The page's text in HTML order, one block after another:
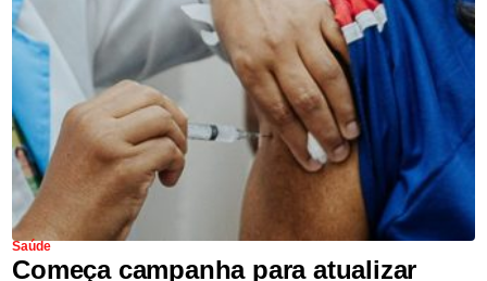
Saúde
Começa campanha para atualizar